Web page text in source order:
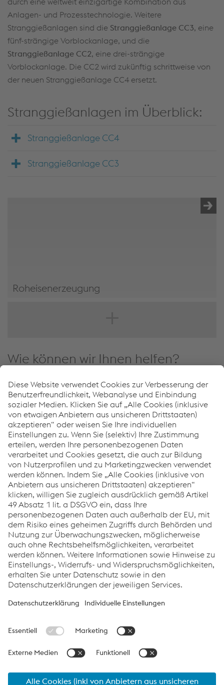
Anlagen- und Prozesstechnologie. Weitere
Stranggießanlagen sind die Stranggießanlage CC3, eine
fünf-strängige Vorblockanlage, und die
Stranggießanlage CC2, eine drei-strängige
Vorblockanlage. Die CC2 wird zukünftig schrittweise von
der neuen Stranggießanlage CC4 ersetzt.
Stranggießanlagen im Überblick:
Stranggießanlage CC4
Stranggießanlage CC3
Roheisenerzeugung
Wie können wir Ihnen helfen?
wenden. Wir helfen Ihnen gerne weiter!
KONTAKTIEREN SIE UNS
Links
Produktionsüberblick
Produkte & Technologien
Chemische Analyse und Abmessungen
Forschung und Entwicklung
Die neue Dimension in Qualität - Stranggießanlage
CC4 PDF | 2,49 MB
Links
/de/services-support/
Compliance